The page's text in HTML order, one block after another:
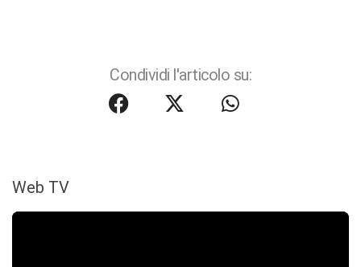
Condividi l'articolo su:
Web TV